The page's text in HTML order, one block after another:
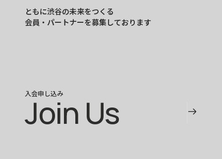
ともに渋谷の未来をつくる
会員・パートナーを募集しております
入会申し込み
Join Us